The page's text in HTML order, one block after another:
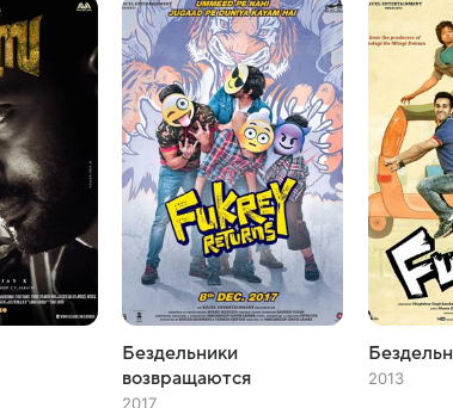
Бездельники
возвращаются
2017
2013